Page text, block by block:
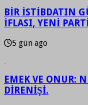
BİR İSTİBDATIN
İFLASI, YENİ
5 gün ago
EMEK VE ONUR:
DİRENİŞİ.